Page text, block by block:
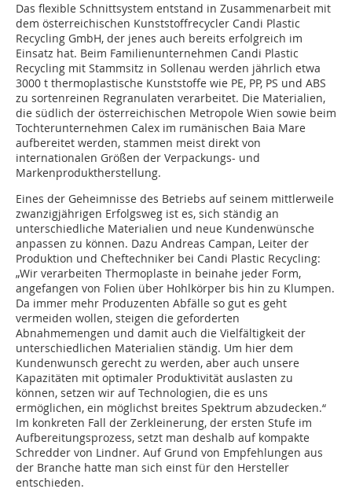
Das flexible Schnittsystem entstand in Zusammenarbeit mit
dem österreichischen Kunststoffrecycler Candi Plastic
Recycling GmbH, der jenes auch bereits erfolgreich im
Einsatz hat. Beim Familienunternehmen Candi Plastic
Recycling mit Stammsitz in Sollenau werden jährlich etwa
3000 t thermoplastische Kunststoffe wie PE, PP, PS und ABS
zu sortenreinen Regranulaten verarbeitet. Die Materialien,
die südlich der österreichischen Metropole Wien sowie beim
Tochterunternehmen Calex im rumänischen Baia Mare
aufbereitet werden, stammen meist direkt von
internationalen Größen der Verpackungs- und
Markenproduktherstellung.
Eines der Geheimnisse des Betriebs auf seinem mittlerweile
zwanzigjährigen Erfolgsweg ist es, sich ständig an
unterschiedliche Materialien und neue Kundenwünsche
anpassen zu können. Dazu Andreas Campan, Leiter der
Produktion und Cheftechniker bei Candi Plastic Recycling:
„Wir verarbeiten Thermoplaste in beinahe jeder Form,
angefangen von Folien über Hohlkörper bis hin zu Klumpen.
Da immer mehr Produzenten Abfälle so gut es geht
vermeiden wollen, steigen die geforderten
Abnahmemengen und damit auch die Vielfältigkeit der
unterschiedlichen Materialien ständig. Um hier dem
Kundenwunsch gerecht zu werden, aber auch unsere
Kapazitäten mit optimaler Produktivität auslasten zu
können, setzen wir auf Technologien, die es uns
ermöglichen, ein möglichst breites Spektrum abzudecken.“
Im konkreten Fall der Zerkleinerung, der ersten Stufe im
Aufbereitungsprozess, setzt man deshalb auf kompakte
Schredder von Lindner. Auf Grund von Empfehlungen aus
der Branche hatte man sich einst für den Hersteller
entschieden.